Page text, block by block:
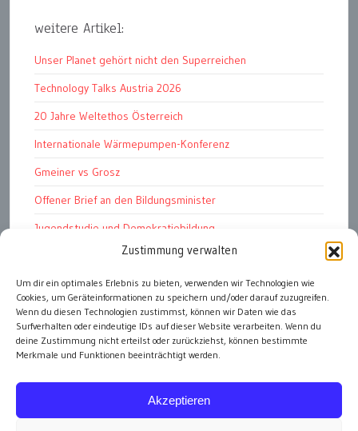
Zustimmung verwalten
Um dir ein optimales Erlebnis zu bieten, verwenden wir Technologien wie
Cookies, um Geräteinformationen zu speichern und/oder darauf zuzugreifen.
Wenn du diesen Technologien zustimmst, können wir Daten wie das
Surfverhalten oder eindeutige IDs auf dieser Website verarbeiten. Wenn du
deine Zustimmung nicht erteilst oder zurückziehst, können bestimmte
Merkmale und Funktionen beeinträchtigt werden.
Akzeptieren
weitere Artikel:
Unser Planet gehört nicht den Superreichen
Technology Talks Austria 2026
20 Jahre Weltethos Österreich
Internationale Wärmepumpen-Konferenz
Gmeiner vs Grosz
Offener Brief an den Bildungsminister
Jugendstudie und Demokratiebildung
Solschenizyn, Dugin und der Westen
Finanzindustrie manipuliert Schüler
Chemtrails Contrails Geoengineering
alle Artikel